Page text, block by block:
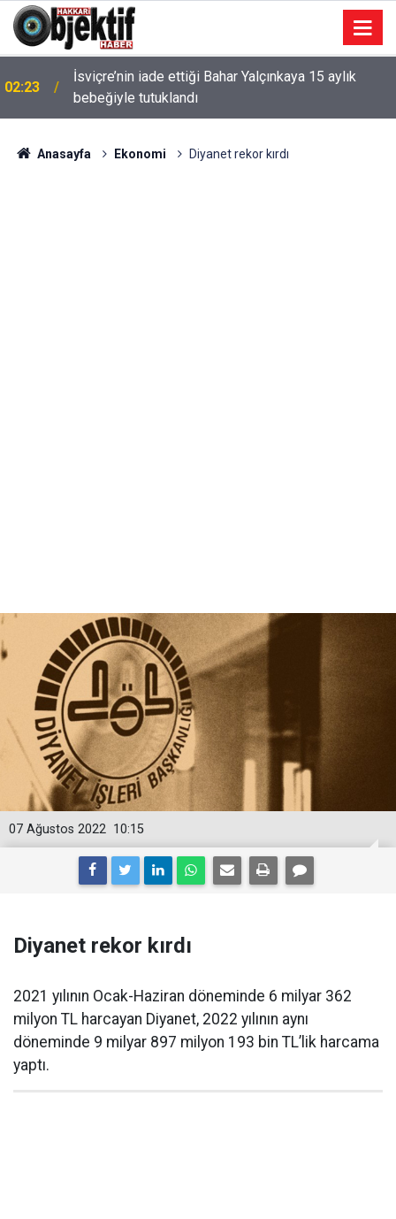
02:23
İsviçre’nin iade ettiği Bahar Yalçınkaya 15 aylık
bebeğiyle tutuklandı
Anasayfa Ekonomi Diyanet rekor kırdı
10:15
07 Ağustos 2022
Diyanet rekor kırdı
2021 yılının Ocak-Haziran döneminde 6 milyar 362
milyon TL harcayan Diyanet, 2022 yılının aynı
döneminde 9 milyar 897 milyon 193 bin TL’lik harcama
yaptı.